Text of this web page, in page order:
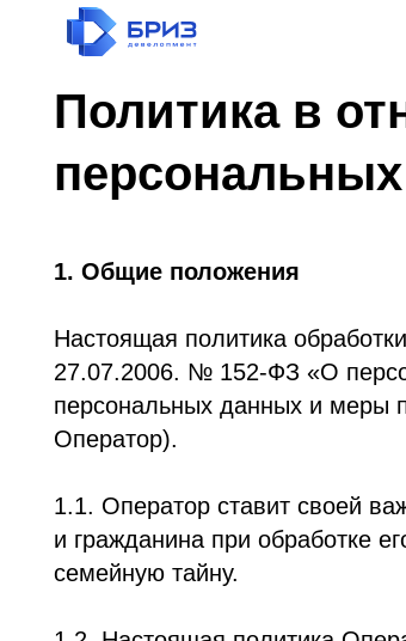
27.07.2006. № 152-ФЗ «О
персональных данных и меры по
1.1. Оператор ставит своей
семейную тайну.
1.2. Настоящая политика
Политика в
персональных